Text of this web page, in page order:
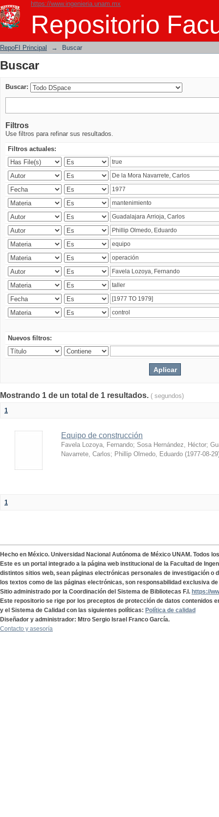
https://www.ingenieria.unam.mx
Repositorio
Buscar
RepoFI Principal → Buscar
Buscar
Buscar:
Filtros
Use filtros para refinar sus resultados.
Filtros actuales:
Nuevos filtros:
Mostrando 1 de un total de 1 resultados. ( segundos)
1
Equipo de construcción
Favela Lozoya, Fernando; Sosa Hernández, Héctor;
Navarrete, Carlos; Phillip Olmedo, Eduardo (1977-08-29
1
Hecho en México. Universidad Nacional Autónoma de México UNAM. Todos
Este es un portal integrado a la página web institucional de la Facultad de
distintos sitios web, sean páginas electrónicas personales de investigación o
los textos como de las páginas electrónicas, son responsabilidad exclusiva
Sitio administrado por la Coordinación del Sistema de Bibliotecas F.I. https://
Este repositorio se rige por los preceptos de protección de datos contenidos
y el Sistema de Calidad con las siguientes políticas: Política de calidad
Diseñador y administrador: Mtro Sergio Israel Franco García.
Contacto y asesoría